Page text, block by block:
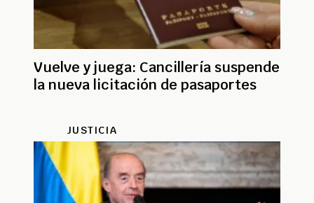
Vuelve y juega: Cancillería suspende
la nueva licitación de pasaportes
JUSTICIA